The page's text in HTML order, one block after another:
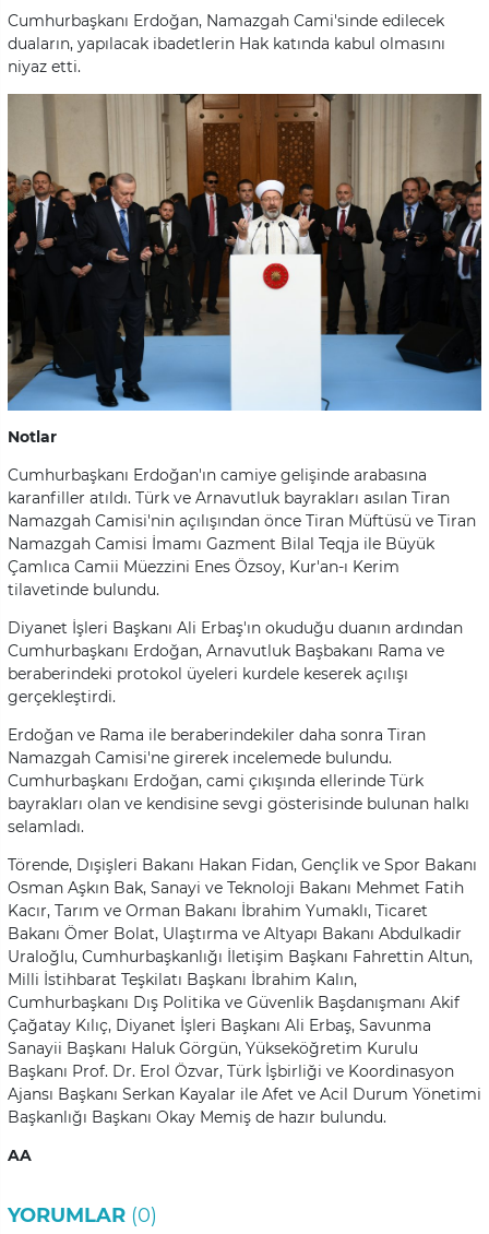
Cumhurbaşkanı Erdoğan, Namazgah Cami'sinde edilecek
duaların, yapılacak ibadetlerin Hak katında kabul olmasını
niyaz etti.
Notlar
Cumhurbaşkanı Erdoğan'ın camiye gelişinde arabasına
karanfiller atıldı. Türk ve Arnavutluk bayrakları asılan Tiran
Namazgah Camisi'nin açılışından önce Tiran Müftüsü ve Tiran
Namazgah Camisi İmamı Gazment Bilal Teqja ile Büyük
Çamlıca Camii Müezzini Enes Özsoy, Kur'an-ı Kerim
tilavetinde bulundu.
Diyanet İşleri Başkanı Ali Erbaş'ın okuduğu duanın ardından
Cumhurbaşkanı Erdoğan, Arnavutluk Başbakanı Rama ve
beraberindeki protokol üyeleri kurdele keserek açılışı
gerçekleştirdi.
Erdoğan ve Rama ile beraberindekiler daha sonra Tiran
Namazgah Camisi'ne girerek incelemede bulundu.
Cumhurbaşkanı Erdoğan, cami çıkışında ellerinde Türk
bayrakları olan ve kendisine sevgi gösterisinde bulunan halkı
selamladı.
Törende, Dışişleri Bakanı Hakan Fidan, Gençlik ve Spor Bakanı
Osman Aşkın Bak, Sanayi ve Teknoloji Bakanı Mehmet Fatih
Kacır, Tarım ve Orman Bakanı İbrahim Yumaklı, Ticaret
Bakanı Ömer Bolat, Ulaştırma ve Altyapı Bakanı Abdulkadir
Uraloğlu, Cumhurbaşkanlığı İletişim Başkanı Fahrettin Altun,
Milli İstihbarat Teşkilatı Başkanı İbrahim Kalın,
Cumhurbaşkanı Dış Politika ve Güvenlik Başdanışmanı Akif
Çağatay Kılıç, Diyanet İşleri Başkanı Ali Erbaş, Savunma
Sanayii Başkanı Haluk Görgün, Yükseköğretim Kurulu
Başkanı Prof. Dr. Erol Özvar, Türk İşbirliği ve Koordinasyon
Ajansı Başkanı Serkan Kayalar ile Afet ve Acil Durum Yönetimi
Başkanlığı Başkanı Okay Memiş de hazır bulundu.
AA
YORUMLAR (0)